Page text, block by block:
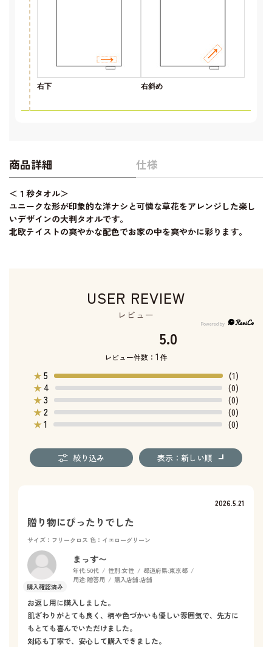
右下 右斜め
商品詳細 仕様
＜１秒タオル＞
ユニークな形が印象的な洋ナシと可憐な草花をアレンジした楽し
いデザインの大判タオルです。
北欧テイストの爽やかな配色でお家の中を爽やかに彩ります。
USER REVIEW
レビュー
5.0
レビュー件数： 1 件
★5
(1)
★ 4
(0)
★3
(0)
★2
(0)
★1 (0)
絞り込み 表示：新しい順
2026.5.21
贈り物にぴったりでした
サイズ：フリークロス 色：イエローグリーン
まっす〜
年代:50代 性別:女性 都道府県:東京都
用途:贈答用 購入店舗:店舗
お返し用に購入しました。
肌ざわりがとても良く、柄や色づかいも優しい雰囲気で、先方に
もとても喜んでいただけました。
対応も丁寧で、安心して購入できました。